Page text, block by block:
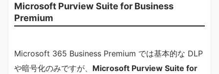
Microsoft Purview Suite for Business
Premium
Microsoft 365 Business Premium では基本的な DLP
や暗号化のみですが、 Microsoft Purview Suite for